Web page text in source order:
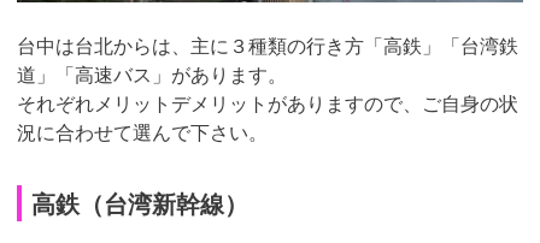
台中は台北からは、主に３種類の行き方「高鉄」「台湾鉄
道」「高速バス」があります。
それぞれメリットデメリットがありますので、ご自身の状
況に合わせて選んで下さい。
高鉄（台湾新幹線）